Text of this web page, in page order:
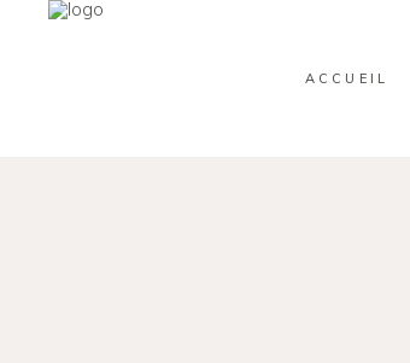
ACCUEIL